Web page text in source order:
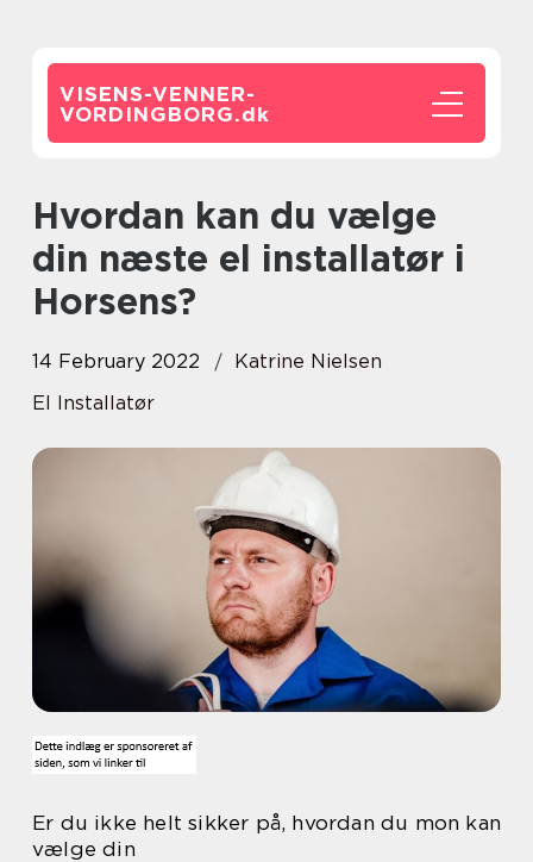
VISENS-VENNER-
VORDINGBORG.dk
Hvordan kan du vælge
din næste el installatør i
Horsens?
14 February 2022
Katrine Nielsen
El Installatør
Er du ikke helt sikker på, hvordan du mon kan
vælge din